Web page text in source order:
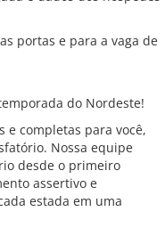
portas e para a vaga de
do Nordeste!
e completas para você,
Nossa equipe
desde o primeiro
assertivo e
estada em uma